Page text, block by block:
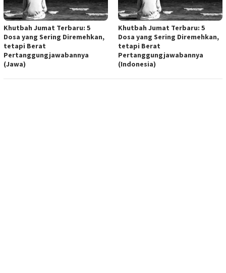
Khutbah Jumat Terbaru: 5
Dosa yang Sering Diremehkan,
tetapi Berat
Pertanggungjawabannya
(Jawa)
Khutbah Jumat Terbaru: 5
Dosa yang Sering Diremehkan,
tetapi Berat
Pertanggungjawabannya
(Indonesia)